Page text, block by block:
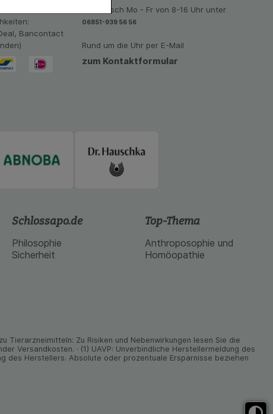
an bevorzugte
es uns auch
zu betreiben.
der Nutzung
können, den
für Sie zu
Bancontact
telefonisch Mo - Fr von 8-16 Uhr unter
06851-939 56 56
Rund um die Uhr per E-Mail
zum Kontaktformular
Schlossapo.de
Philosophie
Sicherheit
Top-Thema
Anthroposophie und
Homöopathie
Tier­arz­nei­mitteln: Zu Risiken und Neben­wirkungen lesen Sie die
Versand­kosten. · (1) UAVP: Unverbindliche Herstellermeldung des
des Herstellers. Absolute oder prozentuale Ersparnisse beziehen